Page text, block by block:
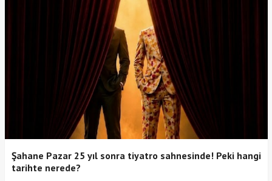
Şahane Pazar 25 yıl sonra tiyatro sahnesinde! Peki hangi
tarihte nerede?